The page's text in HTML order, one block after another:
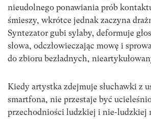
nieudolnego ponawiania prób
śmieszy, wkrótce jednak zaczyna
Syntezator gubi sylaby, deformuje
słowa, odczłowieczając mowę i
do zbioru bezładnych,
Kiedy artystka zdejmuje słuchawki z
smartfona, nie przestaje być
przechodniości ludzkiej i nie-ludzkiej